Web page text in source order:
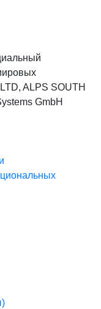
ALPS SOUTH
GmbH